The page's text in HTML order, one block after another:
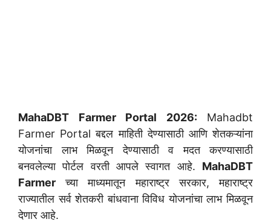
MahaDBT Farmer Portal 2026: Mahadbt
Farmer Portal बद्दल माहिती देण्यासाठी आणि शेतकऱ्यांना
योजनांचा लाभ मिळवून देण्यासाठी व मदत करण्यासाठी
बनवलेल्या पोर्टल वरती आपले स्वागत आहे. MahaDBT
Farmer च्या माध्यमातून महाराष्ट्र सरकार, महाराष्ट्र
राज्यातील सर्व शेतकरी बांधवाना विविध योजनांचा लाभ मिळवून
देणार आहे.